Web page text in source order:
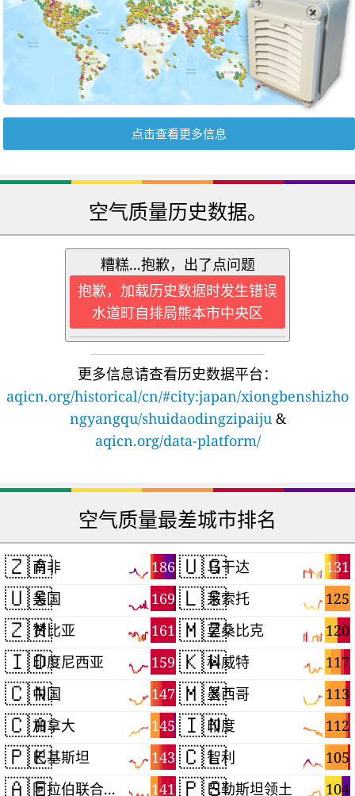
点击查看更多信息
空气质量历史数据。
糟糕...抱歉，出了点问题
抱歉，加载历史数据时发生错误
水道町自排局熊本市中央区
更多信息请查看历史数据平台：
aqicn.org/historical/cn/#city:japan/xiongbenshizho
ngyangqu/shuidaodingzipaiju&
aqicn.org/data-platform/
空气质量最差城市排名
🇿🇦 186
南非
🇺🇸 169
美国
🇿🇲 161
赞比亚
🇮🇩 159
印度尼西亚
🇨🇳 147
中国
🇨🇦 145
加拿大
🇵🇰 143
巴基斯坦
🇦🇪 141
阿拉伯联合酋长国
🇺🇬 131
乌干达
🇱🇸 125
莱索托
🇲🇿 120
莫桑比克
🇰🇼 117
科威特
🇲🇽 113
墨西哥
🇮🇳 112
印度
🇨🇱 105
智利
🇵🇸 104
巴勒斯坦领土